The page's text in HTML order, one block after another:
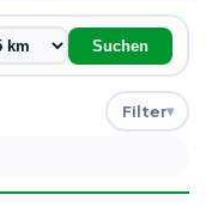
Suchen
Filter